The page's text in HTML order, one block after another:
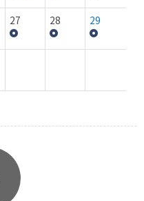
27 28 29